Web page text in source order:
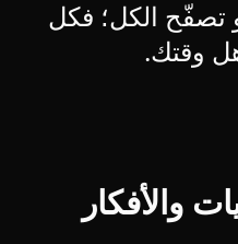
الكل؛ فكل
وقتك.
والأفكار